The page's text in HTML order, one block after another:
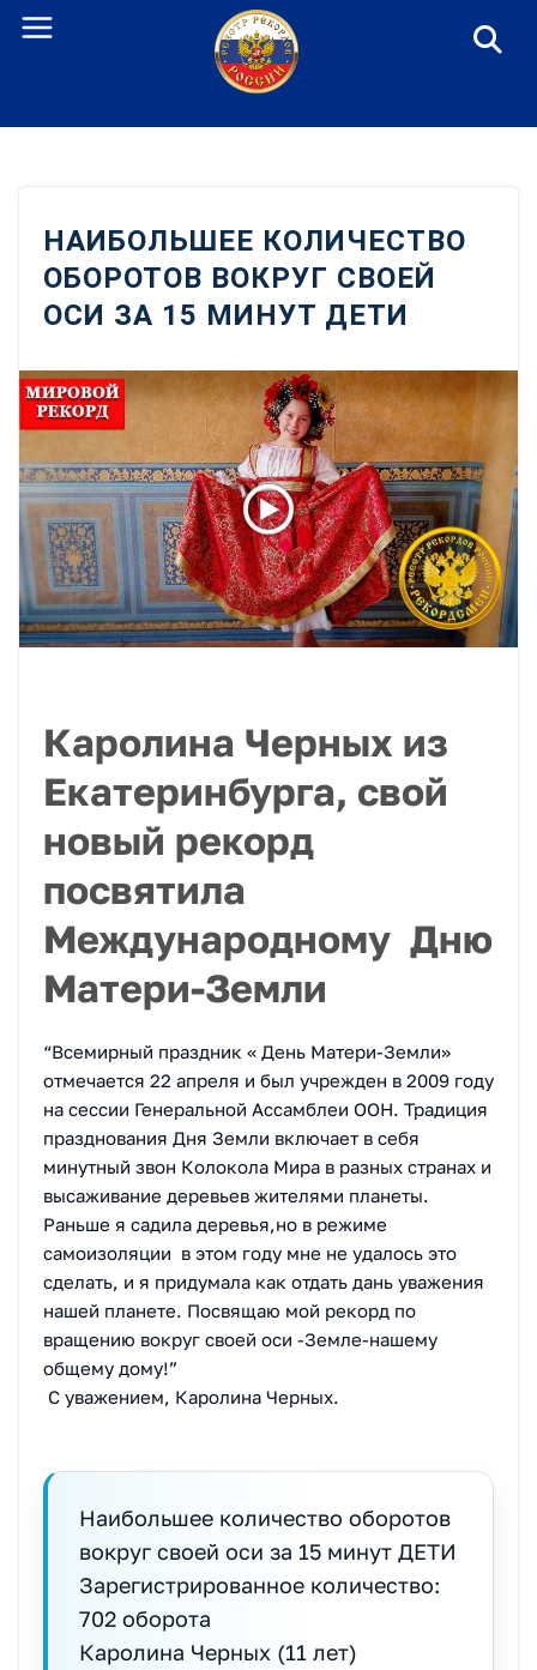
Перейти
НАИБОЛЬШЕЕ КОЛИЧЕСТВО
ОБОРОТОВ ВОКРУГ СВОЕЙ
ОСИ ЗА 15 МИНУТ ДЕТИ
Каролина Черных из
Екатеринбурга, свой
новый рекорд
посвятила
Международному Дню
Матери-Земли
“Всемирный праздник « День Матери-Земли»
отмечается 22 апреля и был учрежден в 2009 году
на сессии Генеральной Ассамблеи ООН. Традиция
празднования Дня Земли включает в себя
минутный звон Колокола Мира в разных странах и
высаживание деревьев жителями планеты.
Раньше я садила деревья,но в режиме
самоизоляции в этом году мне не удалось это
сделать, и я придумала как отдать дань уважения
нашей планете. Посвящаю мой рекорд по
вращению вокруг своей оси -Земле-нашему
общему дому!”
С уважением, Каролина Черных.
Наибольшее количество оборотов
вокруг своей оси за 15 минут ДЕТИ
Зарегистрированное количество:
702 оборота
Каролина Черных (11 лет)